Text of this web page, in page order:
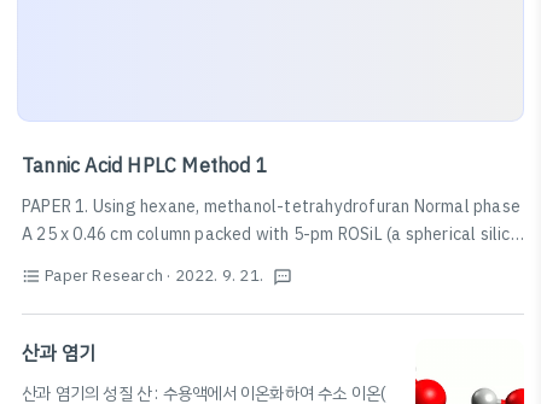
Tannic Acid HPLC Method 1
PAPER 1. Using hexane, methanol-tetrahydrofuran Normal phase
A 25 x 0.46 cm column packed with 5-pm ROSiL (a spherical silica
hexane (Burdick & Jackson Labs.) and (B) methanol-
tetrahydrofuran (75:25) (both from Burdick & Jackson Labs.). To
solvent B, 0.25% of pure citric acid was added. The gradient
format_list_bulleted Paper Research · 2022. 9. 21. textsms
산과 염기
산과 염기의 성질 산 : 수용액에서 이온화하여 수소 이온(